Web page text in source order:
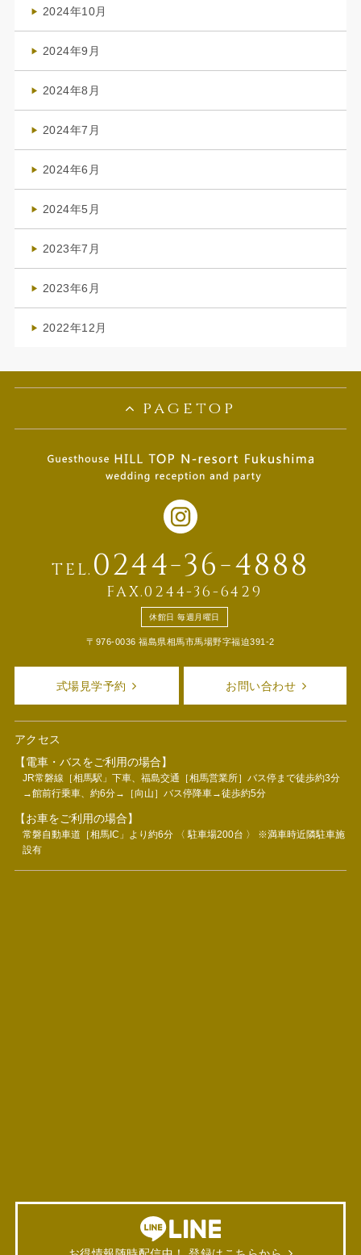
2024年10月
2024年9月
2024年8月
2024年7月
2024年6月
2024年5月
2023年7月
2023年6月
2022年12月
pagetop
TEL. 0244-36-4888
FAX.0244-36-6429
休館日 毎週月曜日
〒976-0036 福島県相馬市馬場野字福迫391-2
式場見学予約 お問い合わせ
アクセス
【電車・バスをご利用の場合】
JR常磐線［相馬駅」下車、福島交通［相馬営業所］バス停まで徒歩約3分
→館前行乗車、約6分→［向山］バス停降車→徒歩約5分
【お車をご利用の場合】
常磐自動車道［相馬IC」より約6分 〈 駐車場200台 〉 ※満車時近隣駐車施
設有